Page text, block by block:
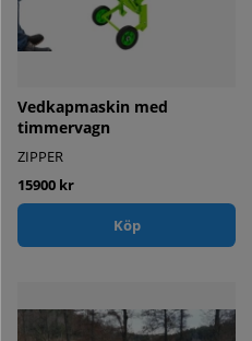
Vedkapmaskin med
timmervagn
ZIPPER
15900 kr
Köp